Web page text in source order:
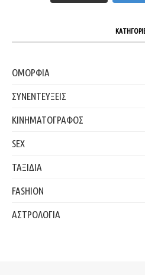
ΟΜΟΡΦΙΑ
ΣΥΝΕΝΤΕΥΞΕΙΣ
ΚΙΝΗΜΑΤΟΓΡΑΦΟΣ
SEX
ΤΑΞΙΔΙΑ
FASHION
ΑΣΤΡΟΛΟΓΙΑ